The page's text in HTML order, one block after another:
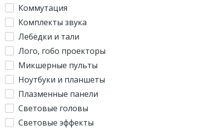
Коммутация
Комплекты звука
Лебёдки и тали
Лого, гобо проекторы
Микшерные пульты
Ноутбуки и планшеты
Плазменные панели
Световые головы
Световые эффекты